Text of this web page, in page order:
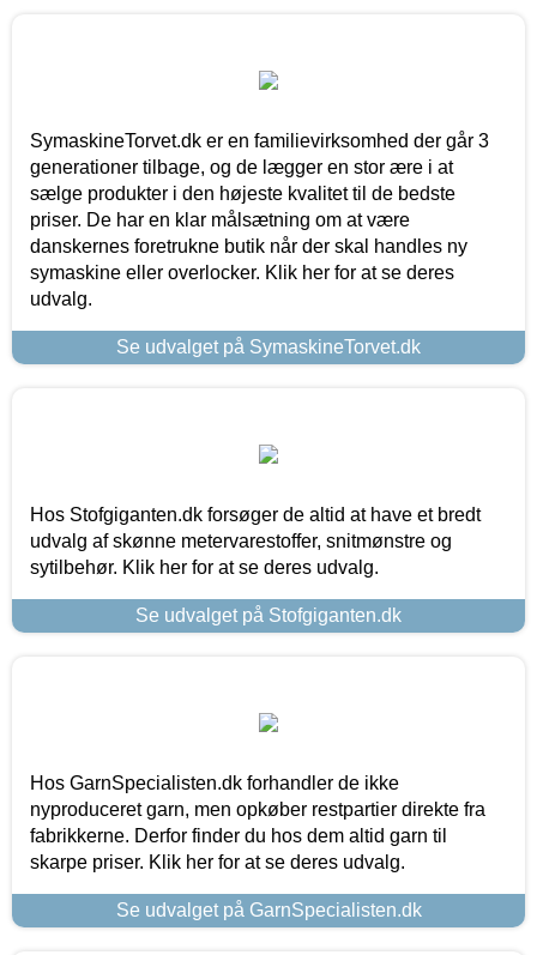
SymaskineTorvet.dk er en familievirksomhed der går 3
generationer tilbage, og de lægger en stor ære i at
sælge produkter i den højeste kvalitet til de bedste
priser. De har en klar målsætning om at være
danskernes foretrukne butik når der skal handles ny
symaskine eller overlocker. Klik her for at se deres
udvalg.
Se udvalget på SymaskineTorvet.dk
Hos Stofgiganten.dk forsøger de altid at have et bredt
udvalg af skønne metervarestoffer, snitmønstre og
sytilbehør. Klik her for at se deres udvalg.
Se udvalget på Stofgiganten.dk
Hos GarnSpecialisten.dk forhandler de ikke
nyproduceret garn, men opkøber restpartier direkte fra
fabrikkerne. Derfor finder du hos dem altid garn til
skarpe priser. Klik her for at se deres udvalg.
Se udvalget på GarnSpecialisten.dk